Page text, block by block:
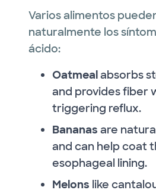
Varios alimentos
naturalmente los
ácido:
Oatmealabsorbs
and provides fiber
triggering reflux.
Bananas are
and can help coat
esophageal lining.
Melons like